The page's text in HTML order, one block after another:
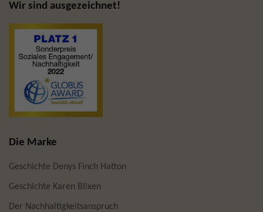
Wir sind ausgezeichnet!
Die Marke
Geschichte Denys Finch Hatton
Geschichte Karen Blixen
Der Nachhaltigkeitsanspruch